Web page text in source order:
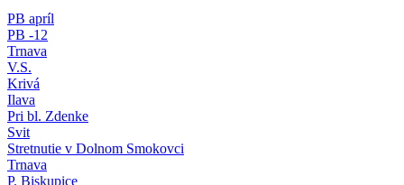
PB apríl
PB -12
Trnava
V.S.
Krivá
Ilava
Pri bl. Zdenke
Svit
Stretnutie v Dolnom Smokovci
Trnava
P. Biskupice